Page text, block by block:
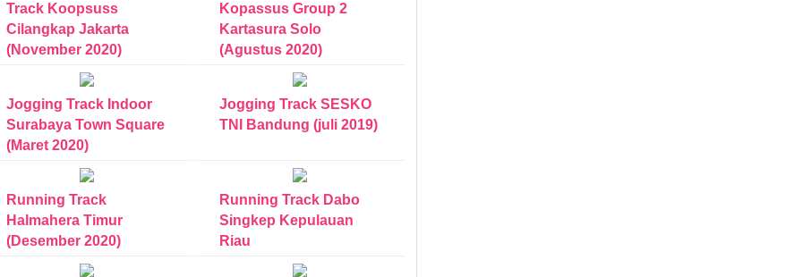
Track Koopsuss
Cilangkap Jakarta
(November 2020)
Kopassus Group 2
Kartasura Solo
(Agustus 2020)
Jogging Track Indoor
Surabaya Town Square
(Maret 2020)
Jogging Track SESKO
TNI Bandung (juli 2019)
Running Track
Halmahera Timur
(Desember 2020)
Running Track Dabo
Singkep Kepulauan
Riau